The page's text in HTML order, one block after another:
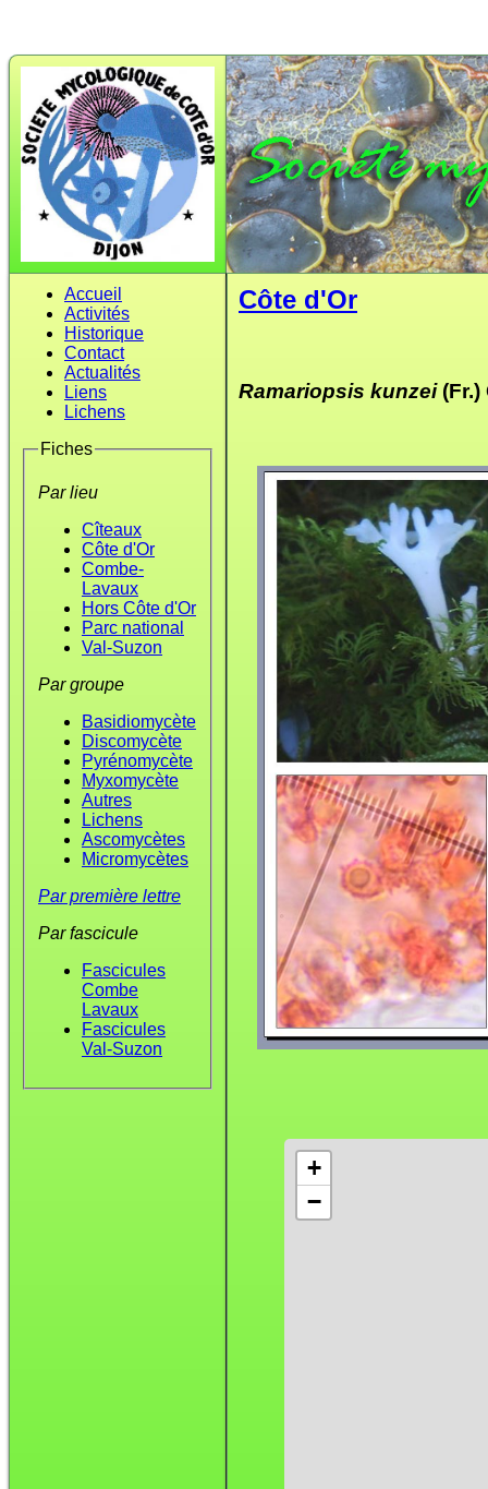
Accueil
Activités
Historique
Contact
Actualités
Liens
Lichens
Fiches
Par lieu
Cîteaux
Côte d'Or
Combe-
Lavaux
Hors Côte d'Or
Parc national
Val-Suzon
Par groupe
Basidiomycète
Discomycète
Pyrénomycète
Myxomycète
Autres
Lichens
Ascomycètes
Micromycètes
Par première lettre
Par fascicule
Fascicules
Combe
Lavaux
Fascicules
Val-Suzon
Côte d'Or
Ramariopsis kunzei
+
−